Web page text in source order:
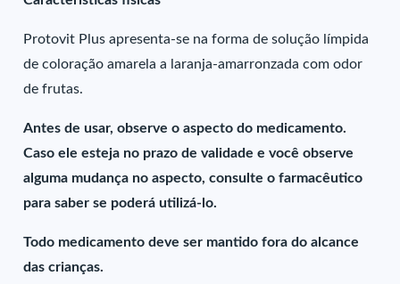
Protovit Plus apresenta-se na forma de solução límpida
de coloração amarela a laranja-amarronzada com odor
de frutas.
Antes de usar, observe o aspecto do medicamento.
Caso ele esteja no prazo de validade e você observe
alguma mudança no aspecto, consulte o farmacêutico
para saber se poderá utilizá-lo.
Todo medicamento deve ser mantido fora do alcance
das crianças.